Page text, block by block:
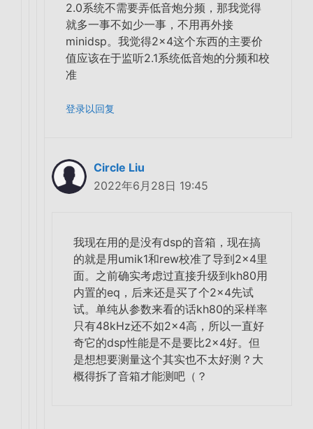
2.0系统不需要弄低音炮分频，那我觉得
就多一事不如少一事，不用再外接
minidsp。我觉得2×4这个东西的主要价
值应该在于监听2.1系统低音炮的分频和校
准
登录以回复
Circle Liu
2022年6月28日 19:45
我现在用的是没有dsp的音箱，现在搞
的就是用umik1和rew校准了导到2×4里
面。之前确实考虑过直接升级到kh80用
内置的eq，后来还是买了个2×4先试
试。单纯从参数来看的话kh80的采样率
只有48kHz还不如2×4高，所以一直好
奇它的dsp性能是不是要比2×4好。但
是想想要测量这个其实也不太好测？大
概得拆了音箱才能测吧（？